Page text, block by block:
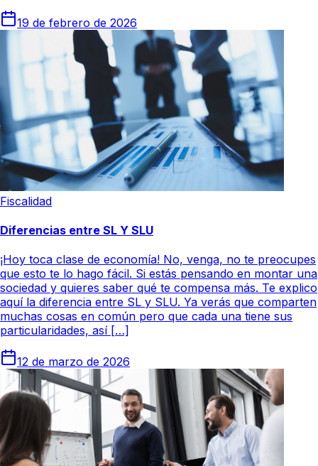
19 de febrero de 2026
Fiscalidad
Diferencias entre SL Y SLU
¡Hoy toca clase de economía! No, venga, no te preocupes
que esto te lo hago fácil. Si estás pensando en montar una
sociedad y quieres saber qué te compensa más. Te explico
aquí la diferencia entre SL y SLU. Ya verás que comparten
muchas cosas en común pero que cada una tiene sus
particularidades, así […]
12 de marzo de 2026